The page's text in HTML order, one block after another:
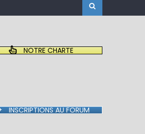
NOTRE CHARTE
INSCRIPTIONS AU FORUM